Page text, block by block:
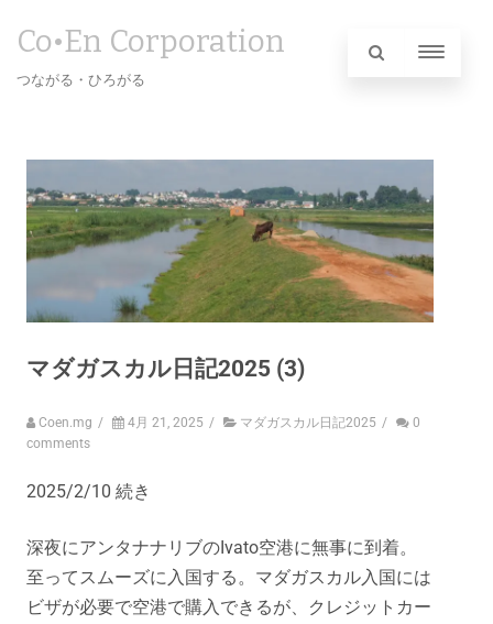
Co•En Corporation
つながる・ひろがる
マダガスカル日記2025 (3)
Coen.mg / 4月 21, 2025 / マダガスカル日記2025 /
0
comments
2025/2/10 続き
深夜にアンタナナリブのIvato空港に無事に到着。
至ってスムーズに入国する。マダガスカル入国には
ビザが必要で空港で購入できるが、クレジットカー